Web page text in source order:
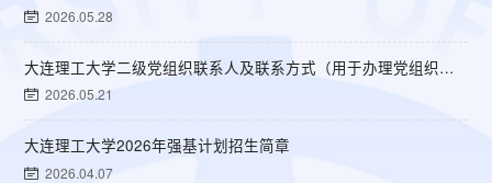
2026.05.28
大连理工大学二级党组织联系人及联系方式（用于办理党组织关...
2026.05.21
大连理工大学2026年强基计划招生简章
2026.04.07